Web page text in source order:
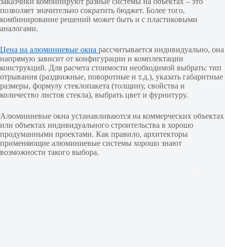
позволяет значительно сократить бюджет. Более того,
комбинирование решений может быть и с пластиковыми
аналогами.
Цена на алюминиевые окна рассчитывается индивидуально, она
напрямую зависит от конфигурации и комплектации
конструкций. Для расчета стоимости необходимой выбрать: тип
отрывания (раздвижные, поворотные и т.д.), указать габаритные
размеры, формулу стеклопакета (толщину, свойства и
количество листов стекла), выбрать цвет и фурнитуру.
Алюминиевые окна устанавливаются на коммерческих объектах
или объектах индивидуального строительства в хорошо
продуманными проектами. Как правило, архитекторы
применяющие алюминиевые системы хорошо знают
возможности такого выбора.